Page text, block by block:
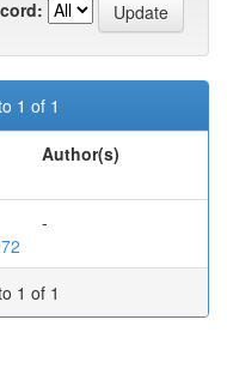
1 of 1
Author(s)
-
1 of 1